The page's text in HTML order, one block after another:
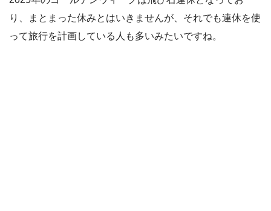
り、まとまった休みとはいきませんが、それでも連休を使
って旅行を計画している人も多いみたいですね。